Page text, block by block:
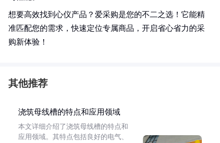
想要高效找到心仪产品？爱采购是您的不二之选！它能精
准匹配您的需求，快速定位专属商品，开启省心省力的采
购新体验！
其他推荐
浇筑母线槽的特点和应用领域
本文详细介绍了浇筑母线槽的特点和
应用领域。其特点包括良好的电气、